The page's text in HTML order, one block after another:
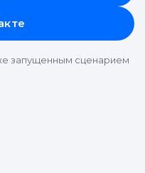
запущенным сценарием